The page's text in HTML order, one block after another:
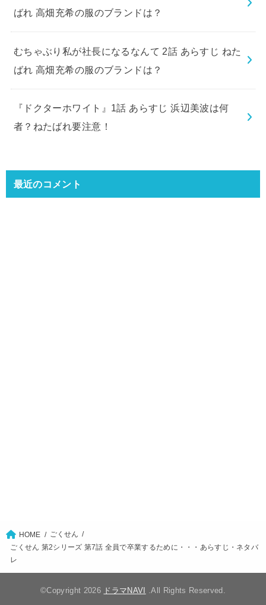
ばれ 高畑充希の服のブランドは？
むちゃぶり私が社長になるなんて 2話 あらすじ ねた
ばれ 高畑充希の服のブランドは？
『ドクターホワイト』1話 あらすじ 浜辺美波は何
者？ねたばれ要注意！
最近のコメント
HOME
ごくせん
ごくせん 第2シリーズ 第7話 全員で卒業するために・・・あらすじ・ネタバ
レ
©Copyright 2026 ドラマNAVI .All Rights Reserved.